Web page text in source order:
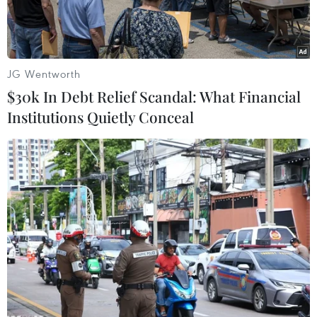
Hệ số sử dụng ghế của Vietnam Airlines ở mức 80,3%. (Ảnh:
Vietnam Airlines cung cấp)
Tổng công ty hàng không Việt Nam (Vietnam
Airlines) đã đạt được lợi nhuận 'khủng' nhờ vào
việc tăng sản lượng vận chuyển khách, điều
JG Wentworth
$30k In Debt Relief Scandal: What Financial
Institutions Quietly Conceal